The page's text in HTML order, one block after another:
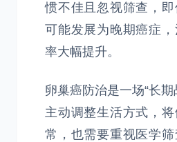
惯不佳且忽视筛查，
可能发展为晚期癌症
率大幅提升。
卵巢癌防治是一场“长
主动调整生活方式，
常，也需要重视医学